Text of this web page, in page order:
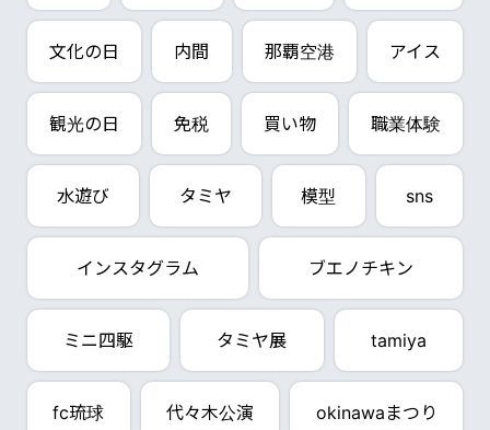
文化の日 内間 那覇空港 アイス
観光の日 免税 買い物 職業体験
水遊び タミヤ 模型 sns
インスタグラム ブエノチキン
ミニ四駆 タミヤ展 tamiya
fc琉球 代々木公演 okinawaまつり